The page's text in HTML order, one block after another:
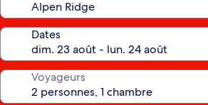
Dates
Voyageurs